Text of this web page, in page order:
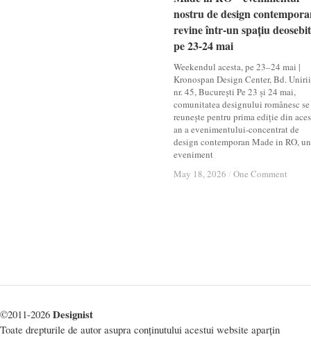
nostru de design
revine într-un spațiu
pe 23-24 mai
Weekendul acesta, pe 23–24 mai |
Kronospan Design Center, Bd. Unirii
nr. 45, București Pe 23 și 24 mai,
comunitatea designului românesc se
reunește pentru prima ediție din
an a evenimentului-concentrat de
design contemporan Made in RO, un
eveniment
May 18, 2026 / One Comment
nostru de design
revine într-un spațiu
pe 23-24 mai
May 18, 2026 / One Comment
©2011-2026 Designist
Toate drepturile de autor asupra conținutului acestui website aparțin